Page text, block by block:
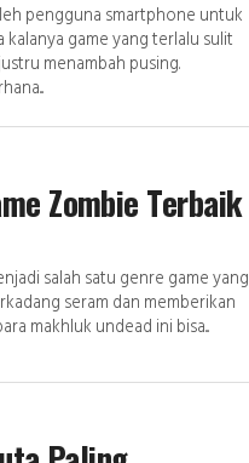
pengguna smartphone untuk
kalanya game yang terlalu sulit
menambah pusing.
Zombie Terbaik
salah satu genre game yang
seram dan memberikan
makhluk undead ini bisa...